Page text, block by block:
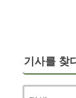
기사를 찾